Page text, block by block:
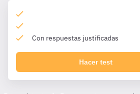
Con respuestas justificadas
Hacer test